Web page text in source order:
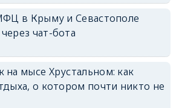
в Крыму и Севастополе
чат-бота
на мысе Хрустальном: как
о котором почти никто не